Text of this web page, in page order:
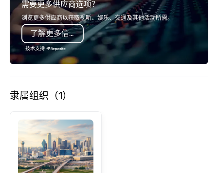
需要更多供应商选项？
浏览更多供应商以获取视听、娱乐、交通及其他活动所需。
了解更多信息
技术支持
隶属组织（1）